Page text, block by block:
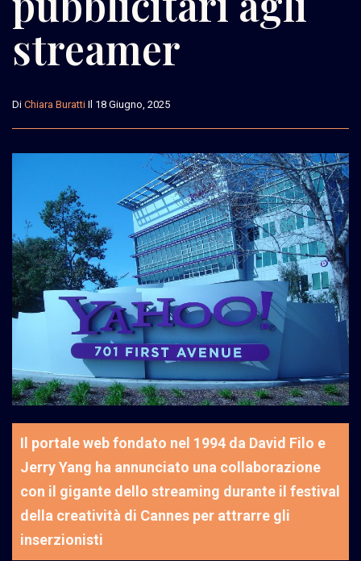
streamer
Di Chiara Buratti Il 18 Giugno, 2025
Il portale web fondato nel 1994 da David Filo e
Jerry Yang ha annunciato una collaborazione
con il gigante dello streaming durante il festival
della creatività di Cannes per attrarre gli
inserzionisti